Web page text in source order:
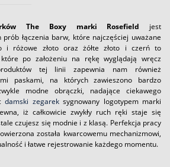
The Boxy marki Rosefield jest
łączenia barw, które najczęściej uważane
i różowe złoto oraz żółte złoto i czerń to
po założeniu na rękę wyglądają wręcz
tej linii zapewnia nam również
paskami, na których zawieszono bardzo
modne obrączki, nadające ciekawego
damski zegareksygnowany logotypem marki
iż całkowicie zwykły ruch ręki staje się
czujesz się modnie i z klasą. Perfekcja pracy
została kwarcowemu mechanizmowi,
i łatwe rejestrowanie każdego momentu.